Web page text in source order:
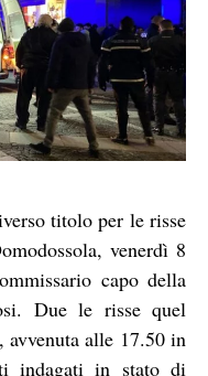
titolo per le risse
venerdì 8
capo della
Due le risse quel
avvenuta alle 17.50 in
indagati in stato di